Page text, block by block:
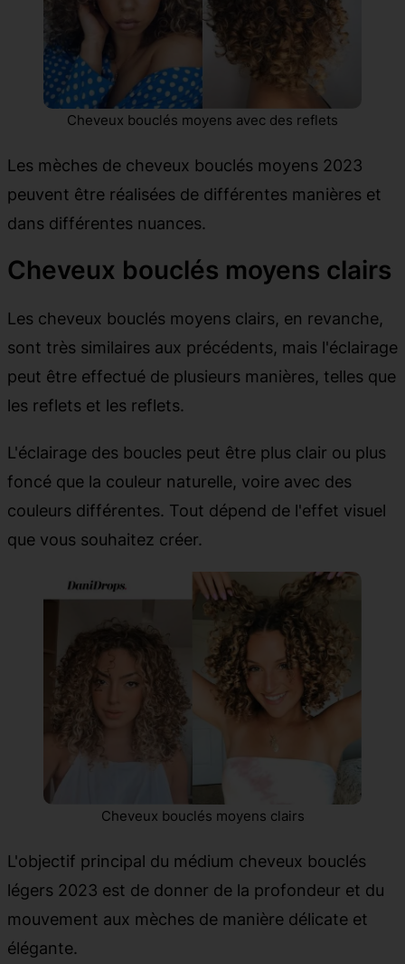
Cheveux bouclés moyens avec des reflets
Les mèches de cheveux bouclés moyens 2023
peuvent être réalisées de différentes manières et
dans différentes nuances.
Cheveux bouclés moyens clairs
Les cheveux bouclés moyens clairs, en revanche,
sont très similaires aux précédents, mais l'éclairage
peut être effectué de plusieurs manières, telles que
les reflets et les reflets.
L'éclairage des boucles peut être plus clair ou plus
foncé que la couleur naturelle, voire avec des
couleurs différentes. Tout dépend de l'effet visuel
que vous souhaitez créer.
Cheveux bouclés moyens clairs
L'objectif principal du médium cheveux bouclés
légers 2023 est de donner de la profondeur et du
mouvement aux mèches de manière délicate et
élégante.